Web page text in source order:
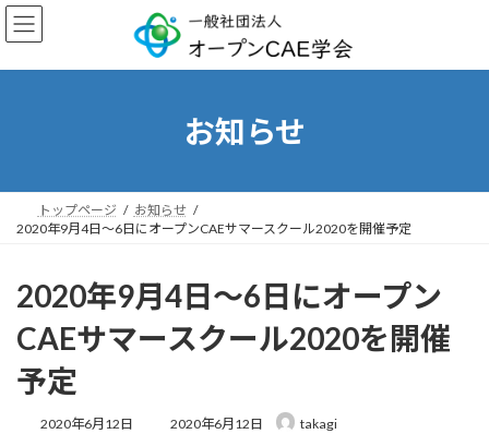
コ
ン
ン
ナ
ビ
ー
お知らせ
トップページ
お知らせ
2020年9月4日〜6日にオープンCAEサマースクール2020を開催予定
2020年9月4日〜6日にオープン
CAEサマースクール2020を開催
予定
2020年6月12日
最
2020年6月12日 takagi